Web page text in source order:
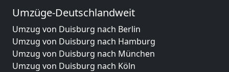
Umzüge-Deutschlandweit
Umzug von Duisburg nach Berlin
Umzug von Duisburg nach Hamburg
Umzug von Duisburg nach München
Umzug von Duisburg nach Köln